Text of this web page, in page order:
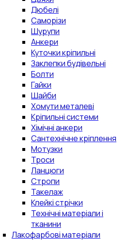
Дюбелі
Саморізи
Шурупи
Анкери
Куточки кріпильні
Заклепки будівельні
Болти
Гайки
Шайби
Хомути металеві
Кріпильні системи
Хімічні анкери
Сантехнічне кріплення
Мотузки
Троси
Ланцюги
Стропи
Такелаж
Клейкі стрічки
Технічні матеріали і
тканини
Лакофарбові матеріали